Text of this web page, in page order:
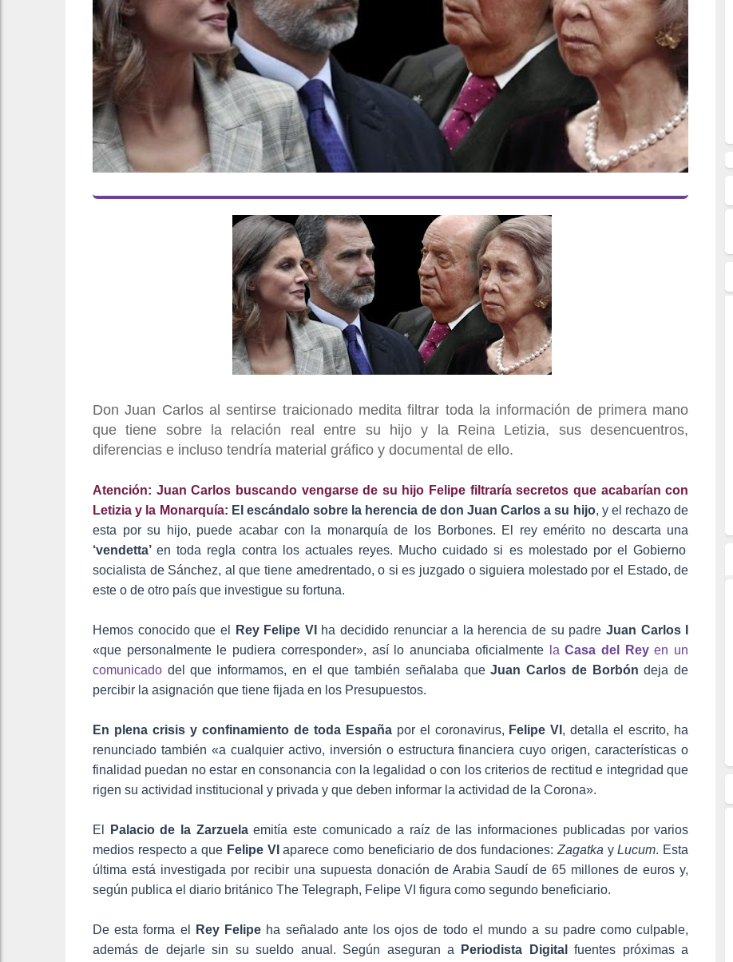
Don Juan Carlos al sentirse traicionado medita filtrar toda la información de primera mano
que tiene sobre la relación real entre su hijo y la Reina Letizia, sus desencuentros,
diferencias e incluso tendría material gráfico y documental de ello.
Atención: Juan Carlos buscando vengarse de su hijo Felipe filtraría secretos que acabarían con
Letizia y la Monarquía: El escándalo sobre la herencia de don Juan Carlos a su hijo, y el rechazo de
esta por su hijo, puede acabar con la monarquía de los Borbones. El rey emérito no descarta una
‘vendetta’en toda regla contra los actuales reyes. Mucho cuidado si es molestado por el Gobierno
socialista de Sánchez, al que tiene amedrentado, o si es juzgado o siguiera molestado por el Estado, de
este o de otro país que investigue su fortuna.
Hemos conocido que el Rey Felipe VI ha decidido renunciar a la herencia de su padre Juan Carlos I
«que personalmente le pudiera corresponder», así lo anunciaba oficialmente
laCasa del Reyen un
comunicado del que informamos, en el que también señalaba queJuan Carlos de Borbón deja de
percibir la asignación que tiene fijada en los Presupuestos.
En plena crisis y confinamiento de toda Españapor el coronavirus, Felipe VI , detalla el escrito, ha
renunciado también «a cualquier activo, inversión o estructura financiera cuyo origen, características o
finalidad puedan no estar en consonancia con la legalidad o con los criterios de rectitud e integridad que
rigen su actividad institucional y privada y que deben informar la actividad de la Corona».
El Palacio de la Zarzuelaemitía este comunicado a raíz de las informaciones publicadas por varios
medios respecto a que Felipe VI aparece como beneficiario de dos fundaciones: Zagatka yLucum. Esta
última está investigada por recibir una supuesta donación de Arabia Saudí de 65 millones de euros y,
según publica el diario británico The Telegraph, Felipe VI figura como segundo beneficiario.
De esta forma el Rey Felipe ha señalado ante los ojos de todo el mundo a su padre como culpable,
además de dejarle sin su sueldo anual. Según aseguran a
Periodista Digital
fuentes próximas a